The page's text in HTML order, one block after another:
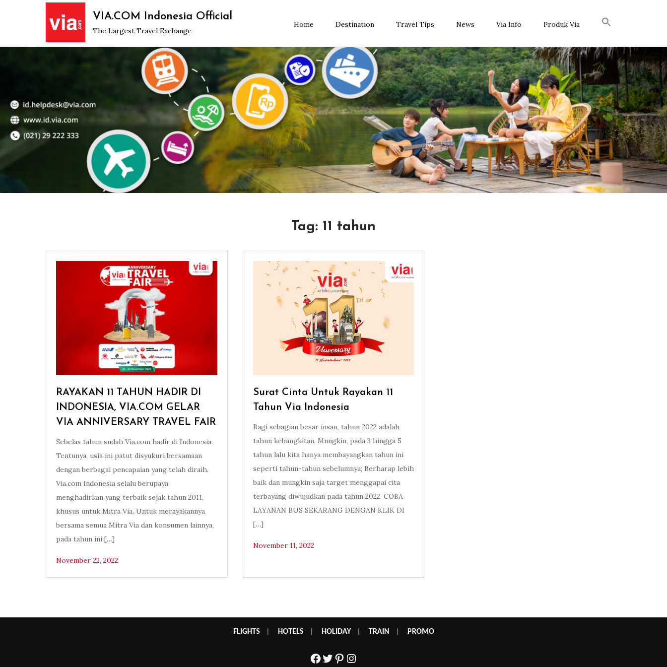
VIA.COM Indonesia Official
The Largest Travel Exchange
Home Destination Travel Tips News Via Info Produk Via
Tag: 11 tahun
RAYAKAN 11 TAHUN HADIR DI
INDONESIA, VIA.COM GELAR
VIA ANNIVERSARY TRAVEL FAIR
Sebelas tahun sudah Via.com hadir di Indonesia.
Tentunya, usia ini patut disyukuri bersamaan
dengan berbagai pencapaian yang telah diraih.
Via.com Indonesia selalu berupaya
menghadirkan yang terbaik sejak tahun 2011,
khusus untuk Mitra Via. Untuk merayakannya
bersama semua Mitra Via dan konsumen lainnya,
pada tahun ini […]
November 22, 2022
Surat Cinta Untuk Rayakan 11
Tahun Via Indonesia
Bagi sebagian besar insan, tahun 2022 adalah
tahun kebangkitan. Mungkin, pada 3 hingga 5
tahun lalu kita hanya membayangkan tahun ini
seperti tahun-tahun sebelumnya; Berharap lebih
baik dan mungkin saja target menggapai cita
terbayang diwujudkan pada tahun 2022. COBA
LAYANAN BUS SEKARANG DENGAN KLIK DI
[…]
November 11, 2022
FLIGHTS HOTELS HOLIDAY| TRAIN PROMO
Facebook
Twitter
Pinterest
Instagram